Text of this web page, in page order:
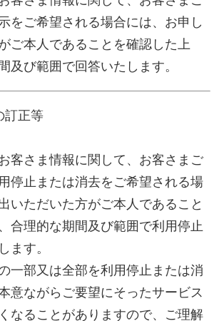
は、以下の方法にて、受け付け
によらない開示等の求めには応
ざいますので、ご了承くださ
手続きについての詳細は、お申
ご案内申し上げますが、下記の
または代理人）であることの確
面の交付その他の方法により、
によっては、当社所定の申込書
合がございます。
社